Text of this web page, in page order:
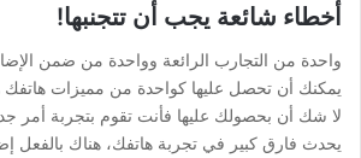
أخطاء شائعة يجب أن تتجنبها!
واحدة من التجارب الرائعة وواحدة من ضمن
يمكنك أن تحصل عليها كواحدة من مميزات هاتفك
لا شك أن بحصولك عليها فأنت تقوم بتجربة أمر
يحدث فارق كبير في تجربة هاتفك، هناك بالفعل